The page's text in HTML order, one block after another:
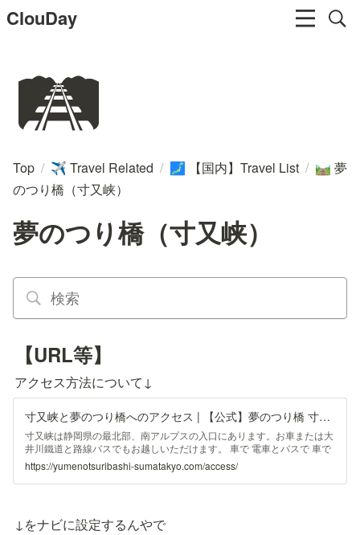
ClouDay
🛤️
Top / ✈️ Travel Related / 🗾 【国内】Travel List / 🛤️ 夢
のつり橋（寸又峡）
夢のつり橋（寸又峡）
【URL等】
アクセス方法について↓
寸又峡と夢のつり橋へのアクセス | 【公式】夢のつり橋 寸又峡温泉
寸又峡は静岡県の最北部、南アルプスの入口にあります。お車または大
井川鐵道と路線バスでもお越しいただけます。 車で 電車とバスで 車で
最寄りの新東名高速道路島田金谷I.C.から約90分 STEP新東名 島田金谷
I.C. 約50分 川根本町・
https://yumenotsuribashi-sumatakyo.com/access/
↓をナビに設定するんやで